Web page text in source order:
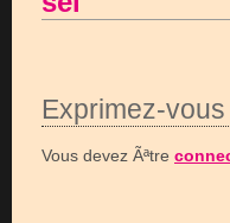
Exprimez-vous
Vous devez Ãªtre